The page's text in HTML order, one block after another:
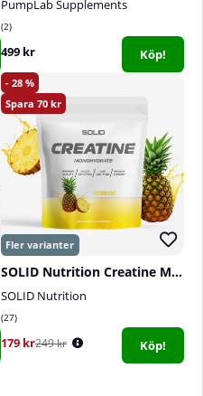
PumpLab Supplements
2
499 kr Köp!
28
70
SOLID Nutrition Creatine Monohydrate, 400 g
SOLID Nutrition
27
179 kr249 kr Köp!